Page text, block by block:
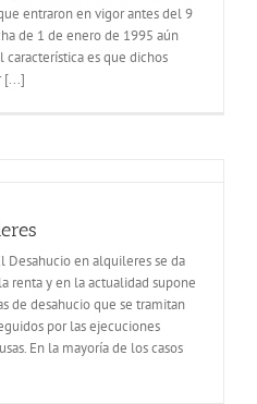
entraron en vigor antes del 9
de 1 de enero de 1995 aún
característica es que dichos
[...]
Desahucio en alquileres se da
renta y en la actualidad supone
de desahucio que se tramitan
por las ejecuciones
En la mayoría de los casos